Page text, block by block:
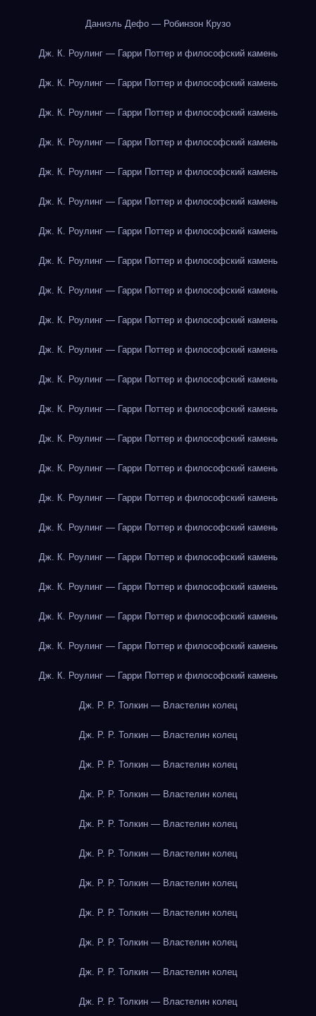
Даниэль Дефо — Робинзон Крузо
Дж. К. Роулинг — Гарри Поттер и философский камень
Дж. К. Роулинг — Гарри Поттер и философский камень
Дж. К. Роулинг — Гарри Поттер и философский камень
Дж. К. Роулинг — Гарри Поттер и философский камень
Дж. К. Роулинг — Гарри Поттер и философский камень
Дж. К. Роулинг — Гарри Поттер и философский камень
Дж. К. Роулинг — Гарри Поттер и философский камень
Дж. К. Роулинг — Гарри Поттер и философский камень
Дж. К. Роулинг — Гарри Поттер и философский камень
Дж. К. Роулинг — Гарри Поттер и философский камень
Дж. К. Роулинг — Гарри Поттер и философский камень
Дж. К. Роулинг — Гарри Поттер и философский камень
Дж. К. Роулинг — Гарри Поттер и философский камень
Дж. К. Роулинг — Гарри Поттер и философский камень
Дж. К. Роулинг — Гарри Поттер и философский камень
Дж. К. Роулинг — Гарри Поттер и философский камень
Дж. К. Роулинг — Гарри Поттер и философский камень
Дж. К. Роулинг — Гарри Поттер и философский камень
Дж. К. Роулинг — Гарри Поттер и философский камень
Дж. К. Роулинг — Гарри Поттер и философский камень
Дж. К. Роулинг — Гарри Поттер и философский камень
Дж. К. Роулинг — Гарри Поттер и философский камень
Дж. Р. Р. Толкин — Властелин колец
Дж. Р. Р. Толкин — Властелин колец
Дж. Р. Р. Толкин — Властелин колец
Дж. Р. Р. Толкин — Властелин колец
Дж. Р. Р. Толкин — Властелин колец
Дж. Р. Р. Толкин — Властелин колец
Дж. Р. Р. Толкин — Властелин колец
Дж. Р. Р. Толкин — Властелин колец
Дж. Р. Р. Толкин — Властелин колец
Дж. Р. Р. Толкин — Властелин колец
Дж. Р. Р. Толкин — Властелин колец